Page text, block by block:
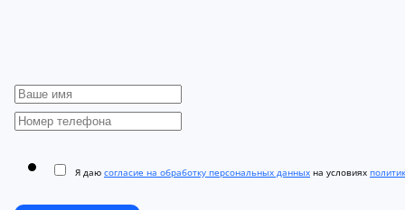
Я даю согласие на обработку персональных данных на условиях